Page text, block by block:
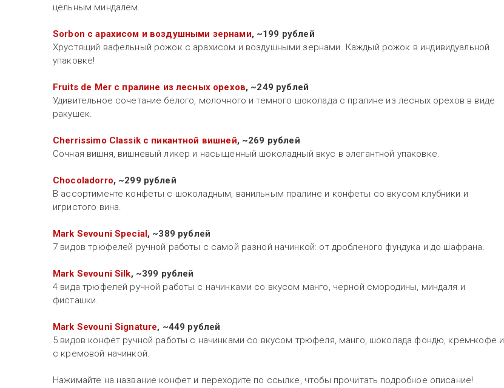
цельным миндалем.
Sorbon с арахисом и воздушными зернами, ~199 рублей
Хрустящий вафельный рожок с арахисом и воздушными зернами. Каждый рожок в индивидуальной
упаковке!
Fruits de Mer с пралине из лесных орехов, ~249 рублей
Удивительное сочетание белого, молочного и темного шоколада с пралине из лесных орехов в виде
ракушек.
Cherrissimo Classik с пикантной вишней, ~269 рублей
Сочная вишня, вишневый ликер и насыщенный шоколадный вкус в элегантной упаковке.
Chocoladorro, ~299 рублей
В ассортименте конфеты с шоколадным, ванильным пралине и конфеты со вкусом клубники и
игристого вина.
Mark Sevouni Special, ~389 рублей
7 видов трюфелей ручной работы с самой разной начинкой: от дробленого фундука и до шафрана.
Mark Sevouni Silk, ~399 рублей
4 вида трюфелей ручной работы с начинками со вкусом манго, черной смородины, миндаля и
фисташки.
Mark Sevouni Signature, ~449 рублей
5 видов конфет ручной работы с начинками со вкусом трюфеля, манго, шоколада фондю, крем-кофе и
с кремовой начинкой.
Нажимайте на название конфет и переходите по ссылке, чтобы прочитать подробное описание!